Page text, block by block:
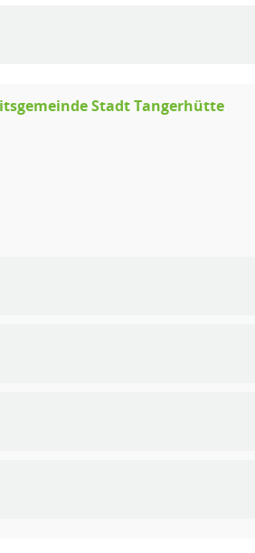
Stadt Tangerhütte